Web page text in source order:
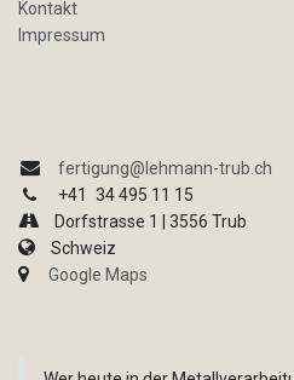
Kontakt
Impressum
fertigung@lehmann-trub.ch
+41
34 495 11 15
Dorfstrasse 1 | 3556 Trub
Schweiz
Google Maps